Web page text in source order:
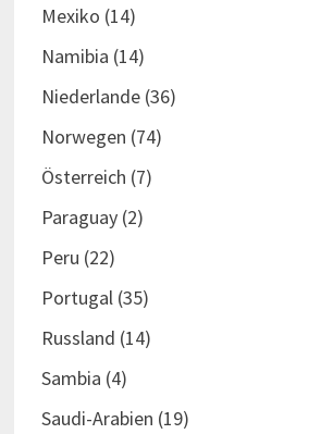
Mexiko (14)
Namibia (14)
Niederlande(36)
Norwegen (74)
Österreich (7)
Paraguay(2)
Peru (22)
Portugal(35)
Russland (14)
Sambia (4)
Saudi-Arabien (19)